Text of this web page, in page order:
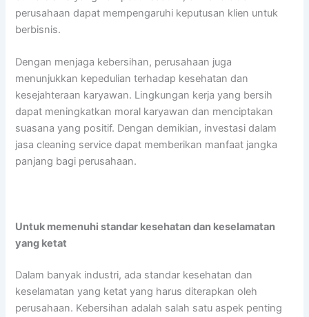
perusahaan dapat mempengaruhi keputusan klien untuk
berbisnis.
Dengan menjaga kebersihan, perusahaan juga
menunjukkan kepedulian terhadap kesehatan dan
kesejahteraan karyawan. Lingkungan kerja yang bersih
dapat meningkatkan moral karyawan dan menciptakan
suasana yang positif. Dengan demikian, investasi dalam
jasa cleaning service dapat memberikan manfaat jangka
panjang bagi perusahaan.
Untuk memenuhi standar kesehatan dan keselamatan
yang ketat
Dalam banyak industri, ada standar kesehatan dan
keselamatan yang ketat yang harus diterapkan oleh
perusahaan. Kebersihan adalah salah satu aspek penting